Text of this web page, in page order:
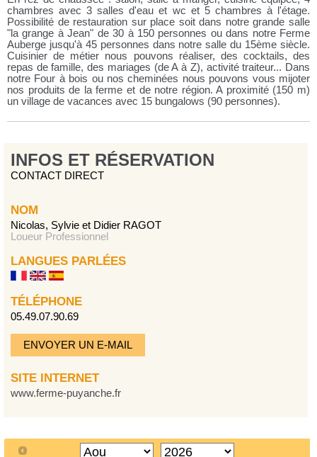
chambres avec 3 salles d'eau et wc et 5 chambres à l'étage.
Possibilité de restauration sur place soit dans notre grande salle
"la grange à Jean" de 30 à 150 personnes ou dans notre Ferme
Auberge jusqu'à 45 personnes dans notre salle du 15ème siècle.
Cuisinier de métier nous pouvons réaliser, des cocktails, des
repas de famille, des mariages (de A à Z), activité traiteur... Dans
notre Four à bois ou nos cheminées nous pouvons vous mijoter
nos produits de la ferme et de notre région. A proximité (150 m)
un village de vacances avec 15 bungalows (90 personnes).
INFOS ET RÉSERVATION
CONTACT DIRECT
NOM
Nicolas, Sylvie et Didier RAGOT
Loueur Professionnel
LANGUES PARLÉES
TÉLÉPHONE
05.49.07.90.69
ENVOYER UN E-MAIL
SITE INTERNET
www.ferme-puyanche.fr